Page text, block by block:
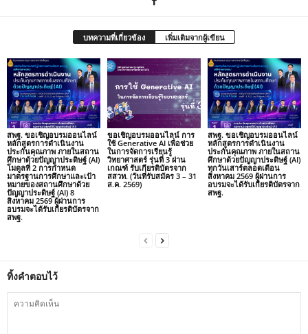
บทความที่เกี่ยวข้อง เพิ่มเติมจากผู้เขียน
สพฐ. ขอเชิญอบรมออนไลน์
หลักสูตรการดำเนินงาน
ประกันคุณภาพ ภายในสถาน
ศึกษาด้วยปัญญาประดิษฐ์ (AI)
โมดูลที่ 2 การกำหนด
มาตรฐานการศึกษาและเป้า
หมายของสถานศึกษาด้วย
ปัญญาประดิษฐ์ (AI) 8
สิงหาคม 2569 ผู้ผ่านการ
อบรมจะได้รับเกียรติบัตรจาก
สพฐ.
ขอเชิญอบรมออนไลน์ การ
ใช้ Generative AI เพื่อช่วย
ในการจัดการเรียนรู้
วิทยาศาสตร์ รุ่นที่ 3 ผ่าน
เกณฑ์ รับเกียรติบัตรจาก
สสวท. (วันที่รับสมัคร 3 – 31
ส.ค. 2569)
สพฐ. ขอเชิญอบรมออนไลน์
หลักสูตรการดำเนินงาน
ประกันคุณภาพ ภายในสถาน
ศึกษาด้วยปัญญาประดิษฐ์ (AI)
ทุกวันเสาร์ตลอดเดือน
สิงหาคม 2569 ผู้ผ่านการ
อบรมจะได้รับเกียรติบัตรจาก
สพฐ.
ทิ้งคำตอบไว้